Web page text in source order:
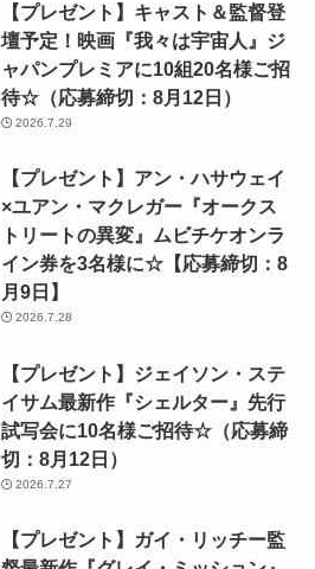
【プレゼント】キャスト＆監督登
壇予定！映画『我々は宇宙人』ジ
ャパンプレミアに10組20名様ご招
待☆（応募締切：8月12日）
2026.7.29
【プレゼント】アン・ハサウェイ
×ユアン・マクレガー『オークス
トリートの異変』ムビチケオンラ
イン券を3名様に☆【応募締切：8
月9日】
2026.7.28
【プレゼント】ジェイソン・ステ
イサム最新作『シェルター』先行
試写会に10名様ご招待☆（応募締
切：8月12日）
2026.7.27
【プレゼント】ガイ・リッチー監